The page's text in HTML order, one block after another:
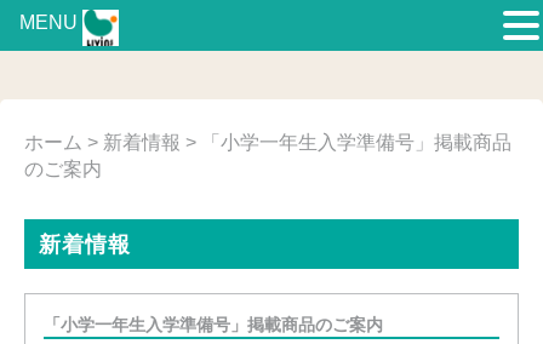
ホーム > 新着情報 > 「小学一年生入学準備号」掲載商品
のご案内
新着情報
「小学一年生入学準備号」掲載商品のご案内
MENU